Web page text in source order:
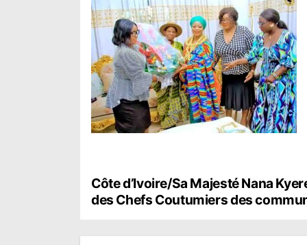
N
a
Côte d’Ivoire/Sa Majesté Nana
des Chefs Coutumiers des